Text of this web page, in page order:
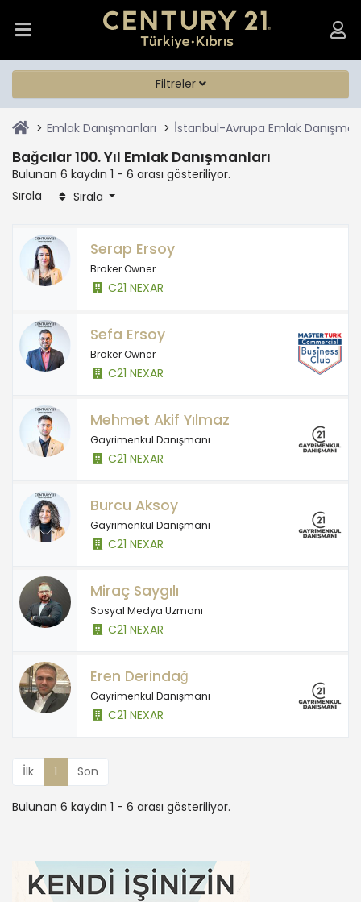
Filtreler
Emlak Danışmanları İstanbul-Avrupa Emlak
Bağcılar 100. Yıl Emlak Danışmanları
Bulunan 6 kaydın 1 - 6 arası gösteriliyor.
Sırala
Sırala
Serap Ersoy
Broker Owner
C21 NEXAR
Sefa Ersoy
Broker Owner
C21 NEXAR
Mehmet Akif Yılmaz
Gayrimenkul Danışmanı
C21 NEXAR
Burcu Aksoy
Gayrimenkul Danışmanı
C21 NEXAR
Miraç Saygılı
Sosyal Medya Uzmanı
C21 NEXAR
Eren Derindağ
Gayrimenkul Danışmanı
C21 NEXAR
İlk 1 Son
Bulunan 6 kaydın 1 - 6 arası gösteriliyor.